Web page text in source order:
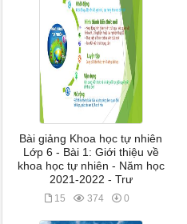
Bài giảng Khoa học tự nhiên
Lớp 6 - Bài 1: Giới thiệu về
khoa học tự nhiên - Năm học
2021-2022 - Trư
15 374 0